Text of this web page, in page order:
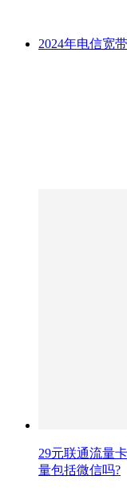
2024年电信宽
29元联通流量
量包括微信吗?